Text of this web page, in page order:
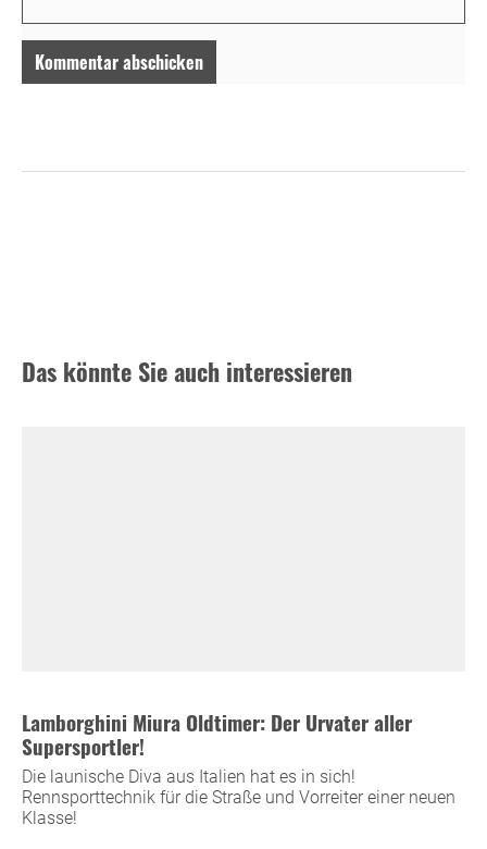
Das könnte Sie auch interessieren
Lamborghini Miura Oldtimer: Der Urvater aller
Supersportler!
Die launische Diva aus Italien hat es in sich!
Rennsporttechnik für die Straße und Vorreiter einer neuen
Klasse!